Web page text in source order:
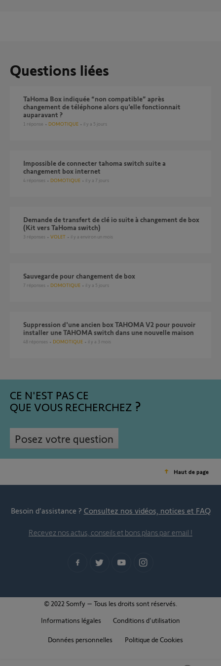
Questions liées
TaHoma Box indiquée “non compatible” après
changement de téléphone alors qu’elle fonctionnait
auparavant ?
1 réponse DOMOTIQUE il y a 5 jours
Impossible de connecter tahoma switch suite a
changement box internet
4 réponses DOMOTIQUE il y a 7 jours
Demande de transfert de clé io suite à changement de box
(Kit vers TaHoma switch)
3 réponses VOLET il y a environ un mois
Sauvegarde pour changement de box
7 réponses DOMOTIQUE il y a 5 jours
Suppression d'une ancien box TAHOMA V2 pour pouvoir
installer une TAHOMA switch dans une nouvelle maison
48 réponses DOMOTIQUE il y a 3 mois
CE N'EST PAS CE
QUE VOUS RECHERCHEZ
Posez votre question
Haut de page
Besoin d’assistance ? Consultez nos vidéos, notices et FAQ
Recevez nos actus, conseils et bons plans par email !
© 2022 Somfy – Tous les droits sont réservés.
Informations légales
Conditions d'utilisation
Données personnelles Politique de Cookies